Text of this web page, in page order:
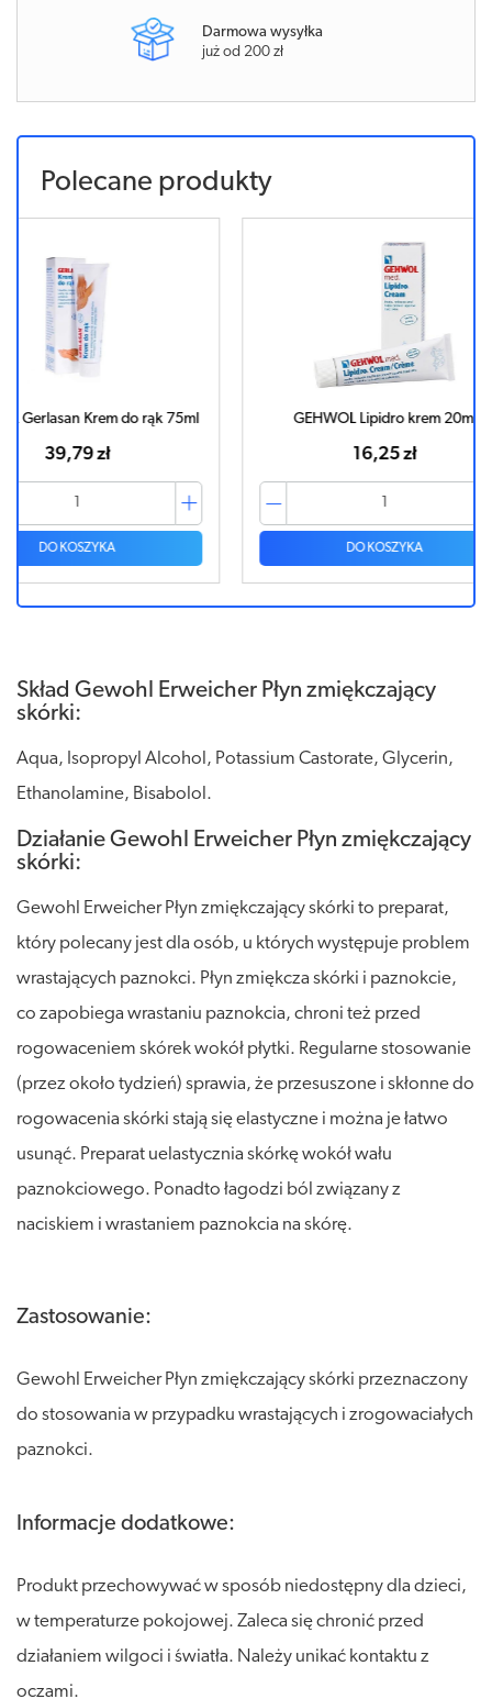
Darmowa wysyłka
już od 200 zł
Polecane produkty
75ml GEHWOL Lipidro krem 20ml
Skład Gewohl Erweicher Płyn zmiękczający
skórki:
Aqua, Isopropyl Alcohol, Potassium Castorate, Glycerin,
Ethanolamine, Bisabolol.
Działanie Gewohl Erweicher Płyn zmiękczający
skórki:
Gewohl Erweicher Płyn zmiękczający skórki to preparat,
który polecany jest dla osób, u których występuje problem
wrastających paznokci. Płyn zmiękcza skórki i paznokcie,
co zapobiega wrastaniu paznokcia, chroni też przed
rogowaceniem skórek wokół płytki. Regularne stosowanie
(przez około tydzień) sprawia, że przesuszone i skłonne do
rogowacenia skórki stają się elastyczne i można je łatwo
usunąć. Preparat uelastycznia skórkę wokół wału
paznokciowego. Ponadto łagodzi ból związany z
naciskiem i wrastaniem paznokcia na skórę.
Zastosowanie:
Gewohl Erweicher Płyn zmiękczający skórki przeznaczony
do stosowania w przypadku wrastających i zrogowaciałych
paznokci.
Informacje dodatkowe:
Produkt przechowywać w sposób niedostępny dla dzieci,
w temperaturze pokojowej. Zaleca się chronić przed
działaniem wilgoci i światła. Należy unikać kontaktu z
oczami.